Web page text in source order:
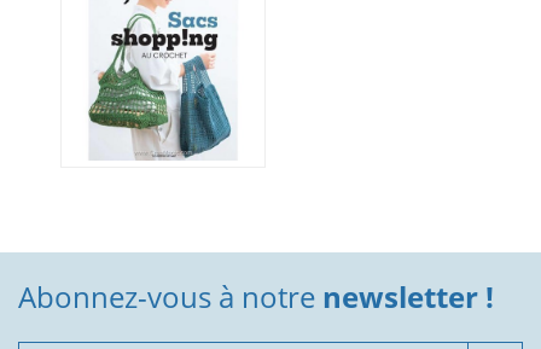
Abonnez-vous à notre newsletter !